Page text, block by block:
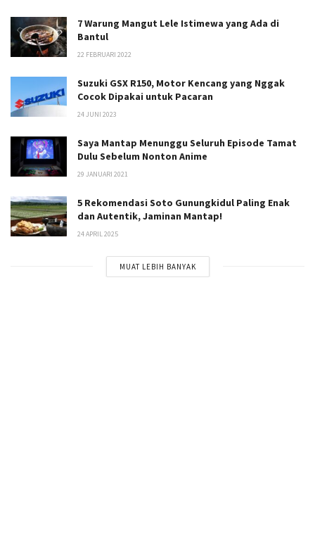
7 Warung Mangut Lele Istimewa yang Ada di
Bantul
22 FEBRUARI 2022
Suzuki GSX R150, Motor Kencang yang Nggak
Cocok Dipakai untuk Pacaran
24 JUNI 2023
Saya Mantap Menunggu Seluruh Episode Tamat
Dulu Sebelum Nonton Anime
29 JANUARI 2021
5 Rekomendasi Soto Gunungkidul Paling Enak
dan Autentik, Jaminan Mantap!
24 APRIL 2025
MUAT LEBIH BANYAK